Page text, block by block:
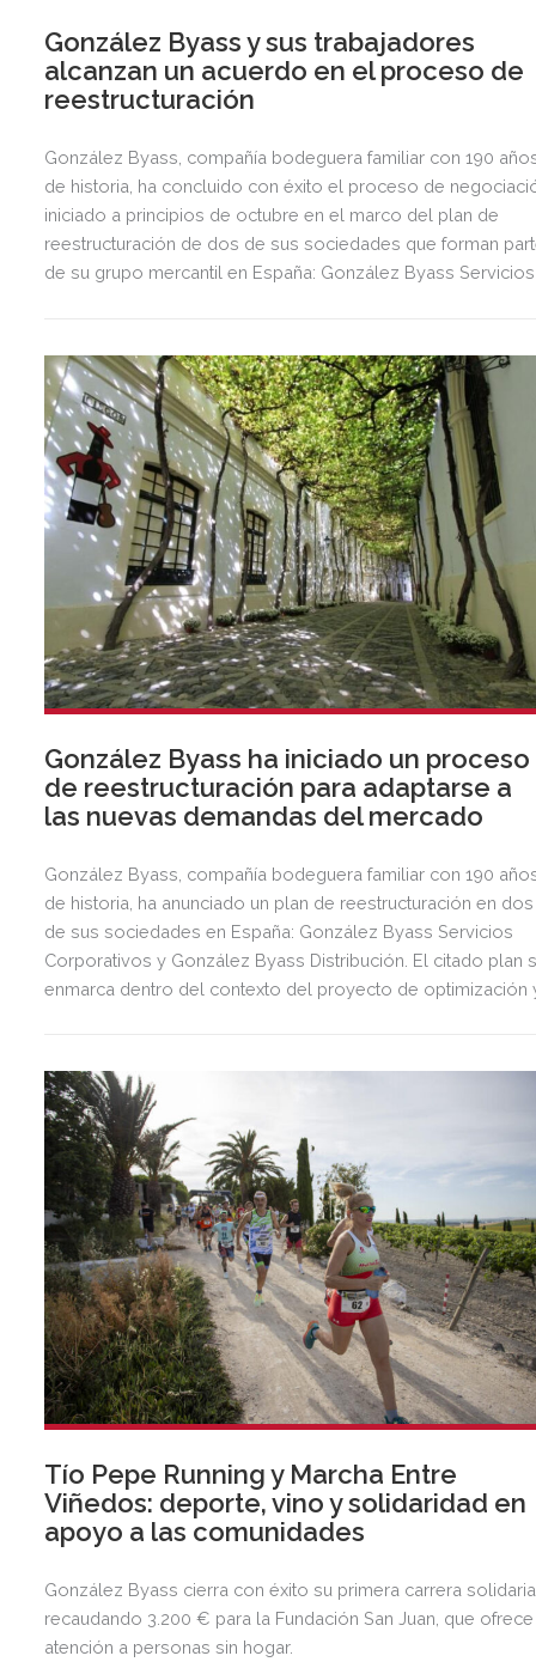
González Byass y sus trabajadores
alcanzan un acuerdo en el proceso de
reestructuración
González Byass, compañía bodeguera familiar con 190
de historia, ha concluido con éxito el proceso de
iniciado a principios de octubre en el marco del plan de
reestructuración de dos de sus sociedades que forman
de su grupo mercantil en España: González Byass Servicios
González Byass ha iniciado un proceso
de reestructuración para adaptarse a
las nuevas demandas del mercado
González Byass, compañía bodeguera familiar con 190
de historia, ha anunciado un plan de reestructuración en dos
de sus sociedades en España: González Byass Servicios
Corporativos y González Byass Distribución. El citado plan
enmarca dentro del contexto del proyecto de optimización
Tío Pepe Running y Marcha Entre
Viñedos: deporte, vino y solidaridad en
apoyo a las comunidades
González Byass cierra con éxito su primera carrera
recaudando 3.200 € para la Fundación San Juan, que ofrece
atención a personas sin hogar.